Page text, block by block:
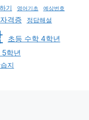
기 영어기초 예상번호
자격증 정답해설
초등 수학 4학년
학년
지